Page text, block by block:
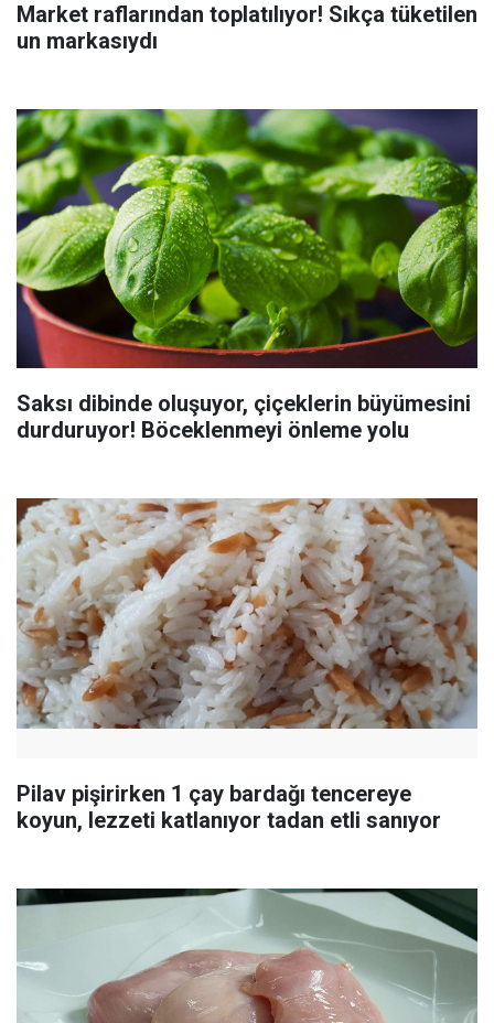
Market raflarından toplatılıyor! Sıkça tüketilen
un markasıydı
Saksı dibinde oluşuyor, çiçeklerin büyümesini
durduruyor! Böceklenmeyi önleme yolu
Pilav pişirirken 1 çay bardağı tencereye
koyun, lezzeti katlanıyor tadan etli sanıyor